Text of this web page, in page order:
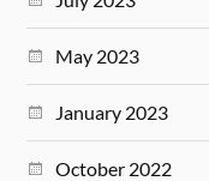
May 2023
January 2023
October 2022